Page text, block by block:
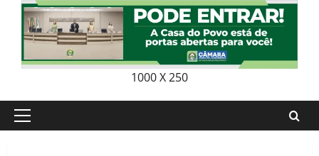
1000 X 250
Primary